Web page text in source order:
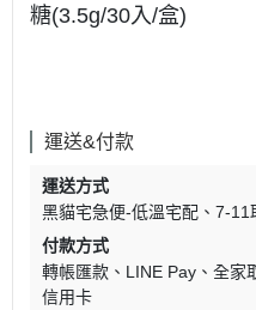
糖(3.5g/30入/盒)
運送&付款
運送方式
黑貓宅急便-低溫宅配
7-11
付款方式
轉帳匯款
LINE Pay 全家
信用卡